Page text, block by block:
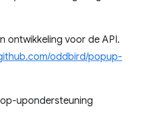
ontwikkeling voor de API.
oddbird/popup-
upondersteuning